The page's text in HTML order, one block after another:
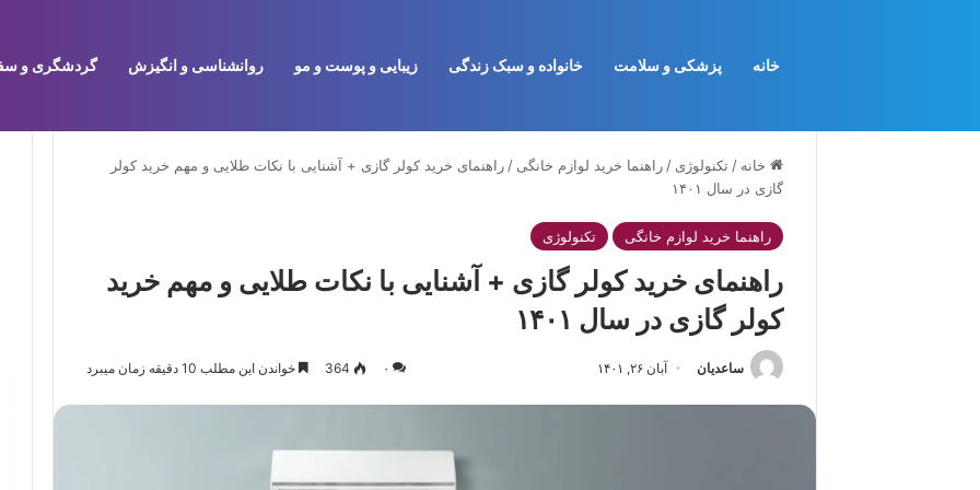
خانه پزشکی و سلامت خانواده و سبک زندگی زیبایی و پوست و مو روانشناسی و انگیزش گردشگری و
خانه / تکنولوژی / راهنما خرید لوازم خانگی / راهنمای خرید کولر گازی + آشنایی با نکات طلایی و مهم خرید کولر
گازی در سال ۱۴۰۱
راهنما خرید لوازم خانگی تکنولوژی
راهنمای خرید کولر گازی + آشنایی با نکات طلایی و مهم خرید
کولر گازی در سال ۱۴۰۱
ساعدیان آبان ۲۶, ۱۴۰۱ ۰ 364 خواندن این مطلب 10 دقیقه زمان میبرد